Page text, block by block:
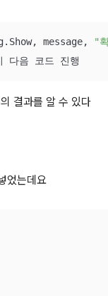
message,
"
다음 코드 진행
결과를 알 수 있다
었는데요